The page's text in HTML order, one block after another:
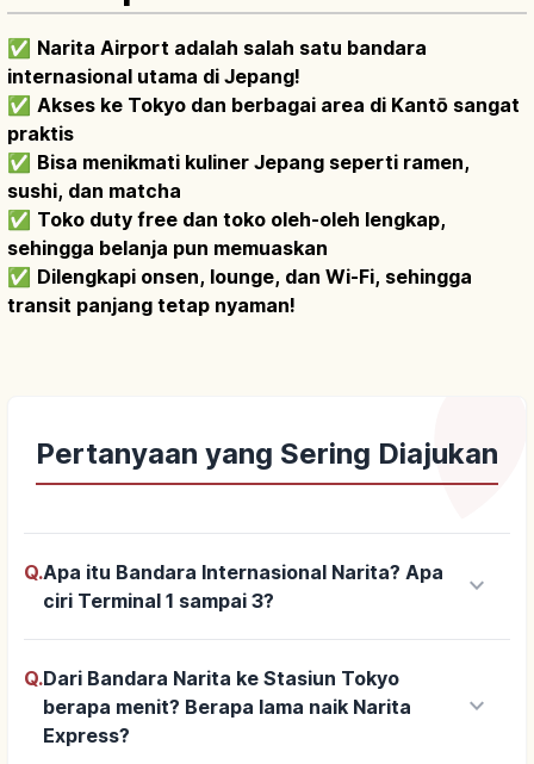
✅ Narita Airport adalah salah satu bandara
internasional utama di Jepang!
✅ Akses ke Tokyo dan berbagai area di Kantō sangat
praktis
✅ Bisa menikmati kuliner Jepang seperti ramen,
sushi, dan matcha
✅ Toko duty free dan toko oleh-oleh lengkap,
sehingga belanja pun memuaskan
✅ Dilengkapi onsen, lounge, dan Wi-Fi, sehingga
transit panjang tetap nyaman!
Pertanyaan yang Sering Diajukan
Q.Apa itu Bandara Internasional Narita? Apa
ciri Terminal 1 sampai 3?
keyboard_arrow_down
Q.Dari Bandara Narita ke Stasiun Tokyo
berapa menit? Berapa lama naik Narita
Express?
keyboard_arrow_down